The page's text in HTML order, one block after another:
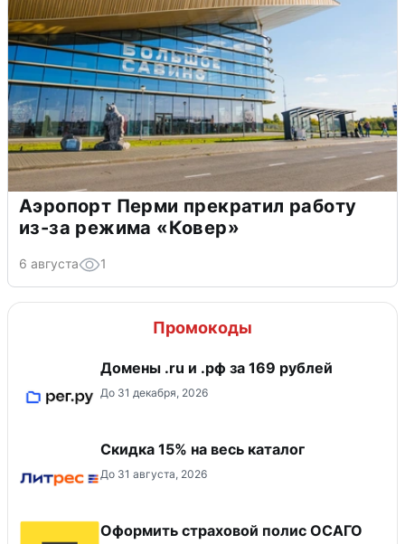
Аэропорт Перми прекратил работу
из-за режима «Ковер»
6 августа 1
Промокоды
Домены .ru и .рф за 169 рублей
До 31 декабря, 2026
Скидка 15% на весь каталог
До 31 августа, 2026
Оформить страховой полис ОСАГО